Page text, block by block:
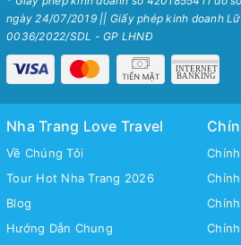
ngày 24/07/2019 || Giấy phép kinh doanh Lữ
0036/2022/SDL - GP LHNĐ
Nha Trang Love Travel
Về Chúng Tôi
Tour Hot Nha Trang 2026
Blog
Hướng Dẫn Chung